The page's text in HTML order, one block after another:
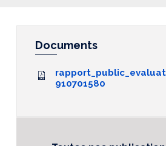
Documents
910701580